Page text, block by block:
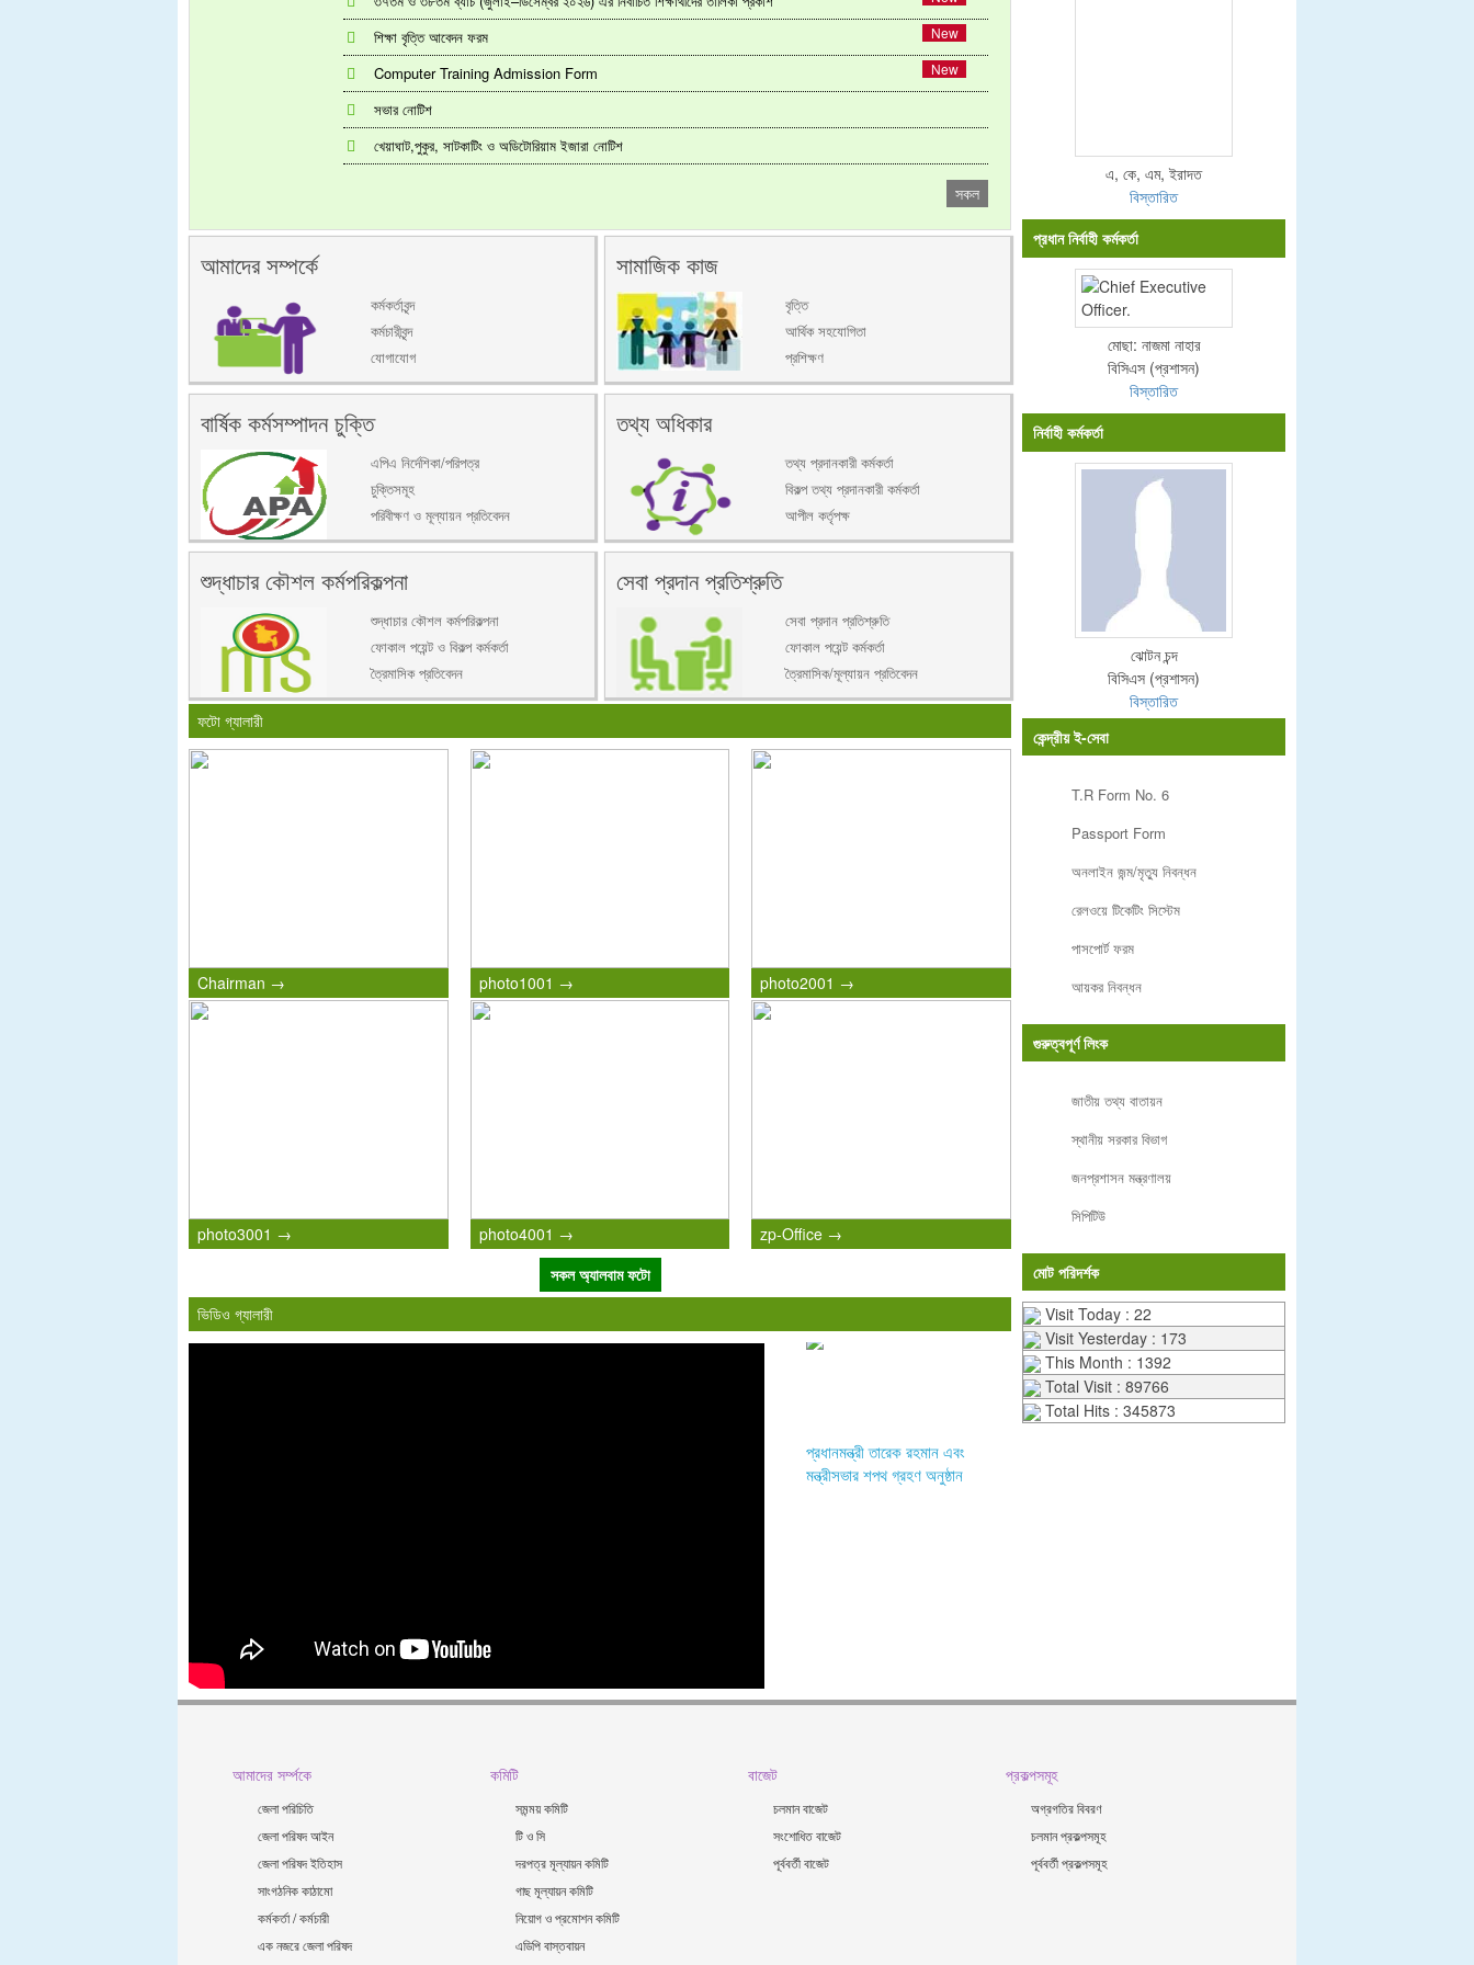
শিক্ষা বৃত্তি আবেদন ফরম
Computer Training Admission Form
সভার নোটিশ
খেয়াঘাট,পুকুর, সাটকাটিং ও অডিটোরিয়াম ইজারা নোটিশ
সকল
আমাদের সম্পর্কে
কর্মকর্তাবৃন্দ
কর্মচারীবৃন্দ
যোগাযোগ
সামাজিক কাজ
বৃত্তি
আর্থিক সহযোগিতা
প্রশিক্ষণ
বার্ষিক কর্মসম্পাদন চুক্তি
এপিএ নির্দেশিকা/পরিপত্র
চুক্তিসমূহ
পরিবীক্ষণ ও মূল্যায়ন প্রতিবেদন
তথ্য অধিকার
তথ্য প্রদানকারী কর্মকর্তা
বিকল্প তথ্য প্রদানকারী কর্মকর্তা
আপীল কর্তৃপক্ষ
শুদ্ধাচার কৌশল কর্মপরিকল্পনা
শুদ্ধাচার কৌশল কর্মপরিকল্পনা
ফোকাল পয়েন্ট ও বিকল্প কর্মকর্তা
ত্রৈমাসিক প্রতিবেদন
সেবা প্রদান প্রতিশ্রুতি
সেবা প্রদান প্রতিশ্রুতি
ফোকাল পয়েন্ট কর্মকর্তা
ত্রৈমাসিক/মূল্যায়ন প্রতিবেদন
ফটো গ্যালারী
Chairman → photo1001 → photo2001 →
photo3001 → photo4001 →
zp-Office →
সকল অ্যালবাম ফটো
ভিডিও গ্যালারী
প্রধানমন্ত্রী তারেক রহমান এবং
মন্ত্রীসভার শপথ গ্রহণ অনুষ্ঠান
এ, কে, এম, ইরাদত
বিস্তারিত
প্রধান নির্বাহী কর্মকর্তা
মোছা: নাজমা নাহার
বিসিএস (প্রশাসন)
বিস্তারিত
নির্বাহী কর্মকর্তা
ঝোটন চন্দ
বিসিএস (প্রশাসন)
বিস্তারিত
কেন্দ্রীয় ই-সেবা
T.R Form No. 6
Passport Form
অনলাইন জন্ম/মৃত্যু নিবন্ধন
রেলওয়ে টিকেটিং সিস্টেম
পাসপোর্ট ফরম
আয়কর নিবন্ধন
গুরুত্বপূর্ণ লিংক
জাতীয় তথ্য বাতায়ন
স্থানীয় সরকার বিভাগ
জনপ্রশাসন মন্ত্রণালয়
সিপিটিউ
মোট পরিদর্শক
Visit Today : 22
Visit Yesterday : 173
This Month : 1392
Total Visit : 89766
Total Hits : 345873
আমাদের সর্ম্পকে
জেলা পরিচিতি
জেলা পরিষদ আইন
জেলা পরিষদ ইতিহাস
সাংগঠনিক কাঠামো
কর্মকর্তা / কর্মচারী
এক নজরে জেলা পরিষদ
কমিটি
সমন্ময় কমিটি
টি ও সি
দরপত্র মূল্যায়ন কমিটি
গাছ মূল্যায়ন কমিটি
নিয়োগ ও প্রমোশন কমিটি
এডিপি বাস্তবায়ন
বাজেট
চলমান বাজেট
সংশোধিত বাজেট
পূর্ববর্তী বাজেট
প্রকল্পসমূহ
অগ্রগতির বিবরণ
চলমান প্রকল্পসমূহ
পূর্ববর্তী প্রকল্পসমূহ